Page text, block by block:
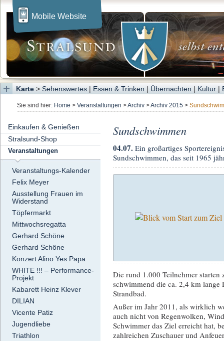
Mobile Website
Karte > Sehenswertes | Essen & Trinken | Übernachten | Kultur |
Sie sind hier: Home > Veranstaltungen >Archiv >Archiv 2015 >
Einkaufen & Genießen
Stralsund-Shop
Veranstaltungen
Veranstaltungs-Kalender
Felix Meyer
Ausstellung Frauen im
Widerstand
Töpfermarkt
Mittwochsregatta
Gerhard Schöne
Gerhard Schöne
Konzert Alino Yes Papa
WHITE !!! – Performance-
Projekt
Kabarett Heinz Klever
DILIAN
Vicente Patiz
Jugendliebe
Triathlon
Sundschwimmen
04.07. Ein großartiges
Sundschwimmen, das seit 1965
Die rund 1.000 Teilnehmer
schwimmend die ca. 2,4 km lange
Strandbad.
Außer im Jahr 2011, als wirklich
auch nicht von Regenwolken,
Schwimmer das Ziel erreicht hat,
zahlreichen Zuschauer und